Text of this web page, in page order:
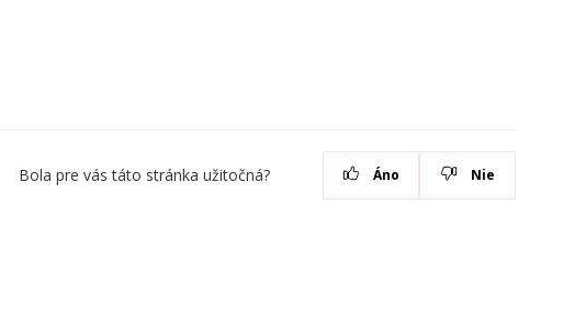
Bola pre vás táto stránka užitočná? Áno Nie